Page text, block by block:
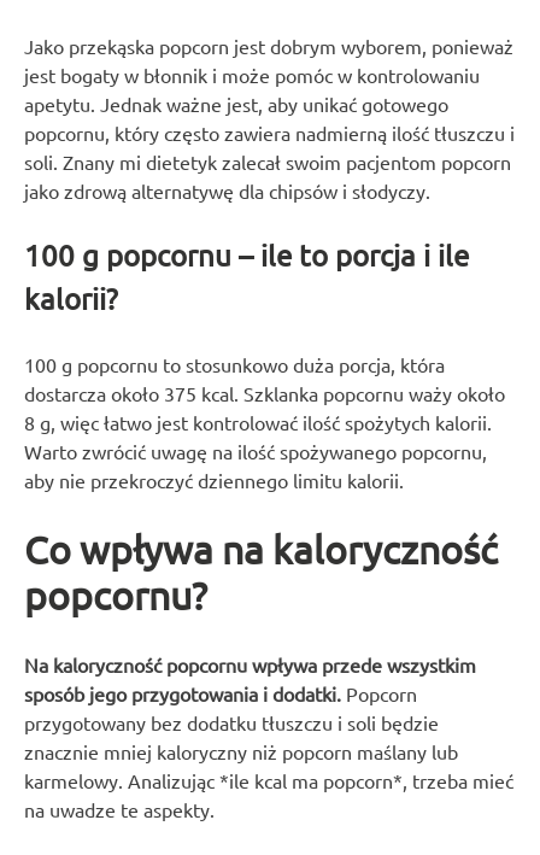
Jako przekąska popcorn jest dobrym wyborem, ponieważ
jest bogaty w błonnik i może pomóc w kontrolowaniu
apetytu. Jednak ważne jest, aby unikać gotowego
popcornu, który często zawiera nadmierną ilość tłuszczu i
soli. Znany mi dietetyk zalecał swoim pacjentom popcorn
jako zdrową alternatywę dla chipsów i słodyczy.
100 g popcornu – ile to porcja i ile
kalorii?
100 g popcornu to stosunkowo duża porcja, która
dostarcza około 375 kcal. Szklanka popcornu waży około
8 g, więc łatwo jest kontrolować ilość spożytych kalorii.
Warto zwrócić uwagę na ilość spożywanego popcornu,
aby nie przekroczyć dziennego limitu kalorii.
Co wpływa na kaloryczność
popcornu?
Na kaloryczność popcornu wpływa przede wszystkim
sposób jego przygotowania i dodatki. Popcorn
przygotowany bez dodatku tłuszczu i soli będzie
znacznie mniej kaloryczny niż popcorn maślany lub
karmelowy. Analizując *ile kcal ma popcorn*, trzeba mieć
na uwadze te aspekty.